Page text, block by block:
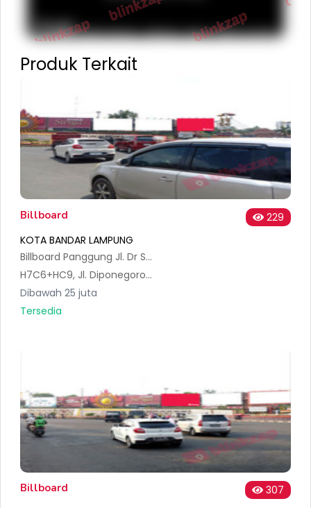
Keyboard shortcuts Map Data Terms Report a problem
Produk Terkait
Billboard
229
KOTA BANDAR LAMPUNG
Billboard Panggung Jl. Dr Susilo No 6
H7C6+HC9, Jl. Diponegoro No.134, Sumur Batu, Kec. Tlk. Betung Utara, Kota Bandar Lampung, Lampung 35212, Indonesia
Dibawah 25 juta
Tersedia
Billboard
307